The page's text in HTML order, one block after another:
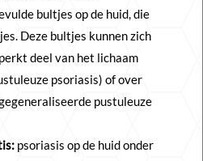
bultjes op de huid, die
Deze bultjes kunnen zich
deel van het lichaam
psoriasis) of over
pustuleuze
psoriasis op de huid onder